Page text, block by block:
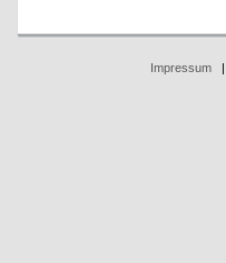
Impressum|